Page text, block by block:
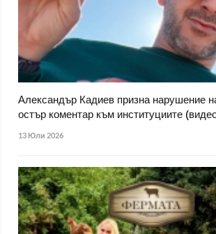
Александър Кадиев призна нарушение
остър коментар към институциите
13 Юли 2026